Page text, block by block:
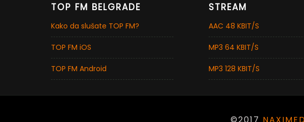
TOP FM BELGRADE
Kako da slušate TOP FM?
TOP FM iOS
TOP FM Android
STREAM
AAC 48 KBIT/S
MP3 64 KBIT/S
MP3 128 KBIT/S